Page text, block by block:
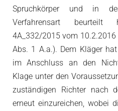
Spruchkörper und in
Verfahrensart
4A_332/2015 vom 10.2.2016
Abs. 1 A.a.). Dem Kläger
im Anschluss an den
Klage unter den
zuständigen Richter nach
erneut einzureichen, wobei